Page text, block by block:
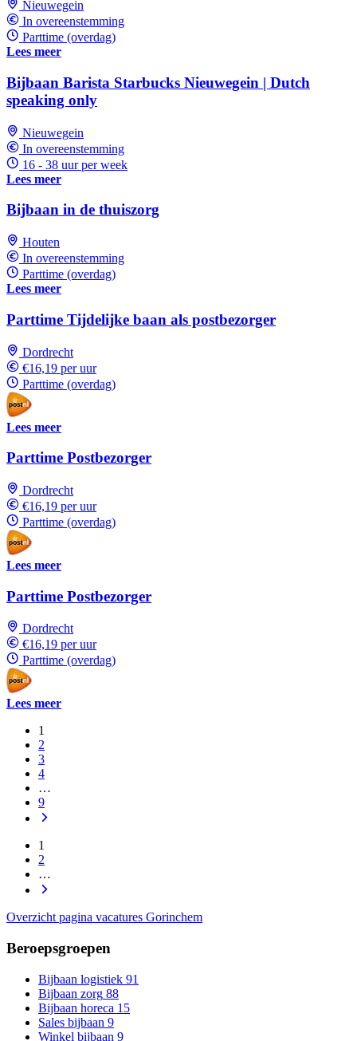
Nieuwegein
In overeenstemming
Parttime (overdag)
Lees meer
Bijbaan Barista Starbucks Nieuwegein | Dutch
speaking only
Nieuwegein
In overeenstemming
16 - 38 uur per week
Lees meer
Bijbaan in de thuiszorg
Houten
In overeenstemming
Parttime (overdag)
Lees meer
Parttime Tijdelijke baan als postbezorger
Dordrecht
€16,19 per uur
Parttime (overdag)
Lees meer
Parttime Postbezorger
Dordrecht
€16,19 per uur
Parttime (overdag)
Lees meer
Parttime Postbezorger
Dordrecht
€16,19 per uur
Parttime (overdag)
Lees meer
1
2
3
4
…
9
1
2
…
Overzicht pagina vacatures Gorinchem
Beroepsgroepen
Bijbaan logistiek 91
Bijbaan zorg 88
Bijbaan horeca 15
Sales bijbaan 9
Winkel bijbaan 9